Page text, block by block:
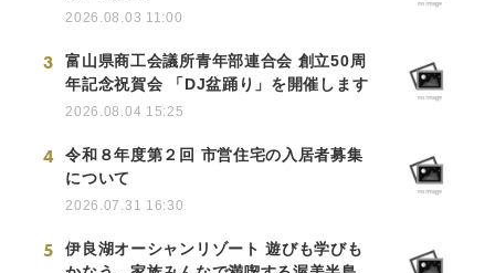
2026.08.03 11:00
3
富山県商工会議所青年部連合会 創立50周
年記念祝賀会 「DJ盆踊り」を開催します
2026.08.04 15:25
4
令和８年度第２回 市営住宅の入居者募集
について
2026.07.31 16:30
5
伊良湖オーシャンリゾート 遊びも学びも